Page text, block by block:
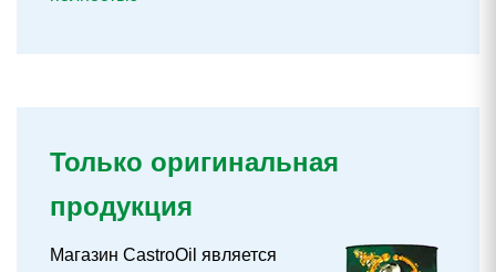
Только оригинальная
продукция
Магазин CastroOil является